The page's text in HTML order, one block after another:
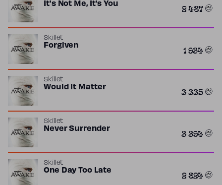
It's Not Me, It's You 2 487
Skillet
Forgiven 1 934
Skillet
Would It Matter 3 335
Skillet
Never Surrender 3 394
Skillet
One Day Too Late 2 824